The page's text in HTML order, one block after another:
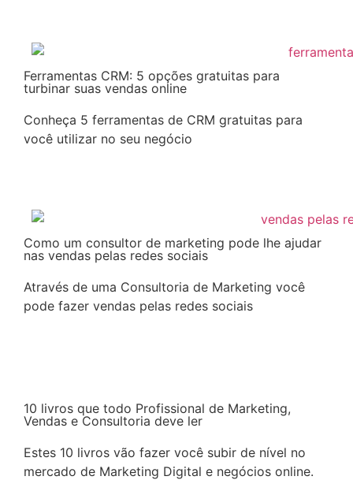
Ferramentas CRM: 5 opções gratuitas para
turbinar suas vendas online
Conheça 5 ferramentas de CRM gratuitas para
você utilizar no seu negócio
Como um consultor de marketing pode lhe ajudar
nas vendas pelas redes sociais
Através de uma Consultoria de Marketing você
pode fazer vendas pelas redes sociais
10 livros que todo Profissional de Marketing,
Vendas e Consultoria deve ler
Estes 10 livros vão fazer você subir de nível no
mercado de Marketing Digital e negócios online.